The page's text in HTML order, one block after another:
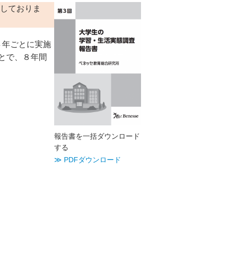
ておりま
ごとに実施
で、８年間
報告書を一括ダウンロード
する
≫ PDFダウンロード